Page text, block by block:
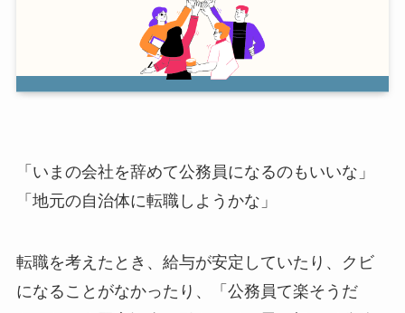
「いまの会社を辞めて公務員になるのもいいな」
「地元の自治体に転職しようかな」
転職を考えたとき、給与が安定していたり、クビ
になることがなかったり、「公務員て楽そうだ